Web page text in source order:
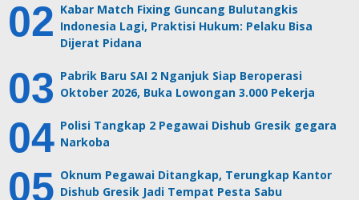
Kabar Match Fixing Guncang Bulutangkis
Indonesia Lagi, Praktisi Hukum: Pelaku Bisa
Dijerat Pidana
Pabrik Baru SAI 2 Nganjuk Siap Beroperasi
Oktober 2026, Buka Lowongan 3.000 Pekerja
Polisi Tangkap 2 Pegawai Dishub Gresik gegara
Narkoba
Oknum Pegawai Ditangkap, Terungkap Kantor
Dishub Gresik Jadi Tempat Pesta Sabu